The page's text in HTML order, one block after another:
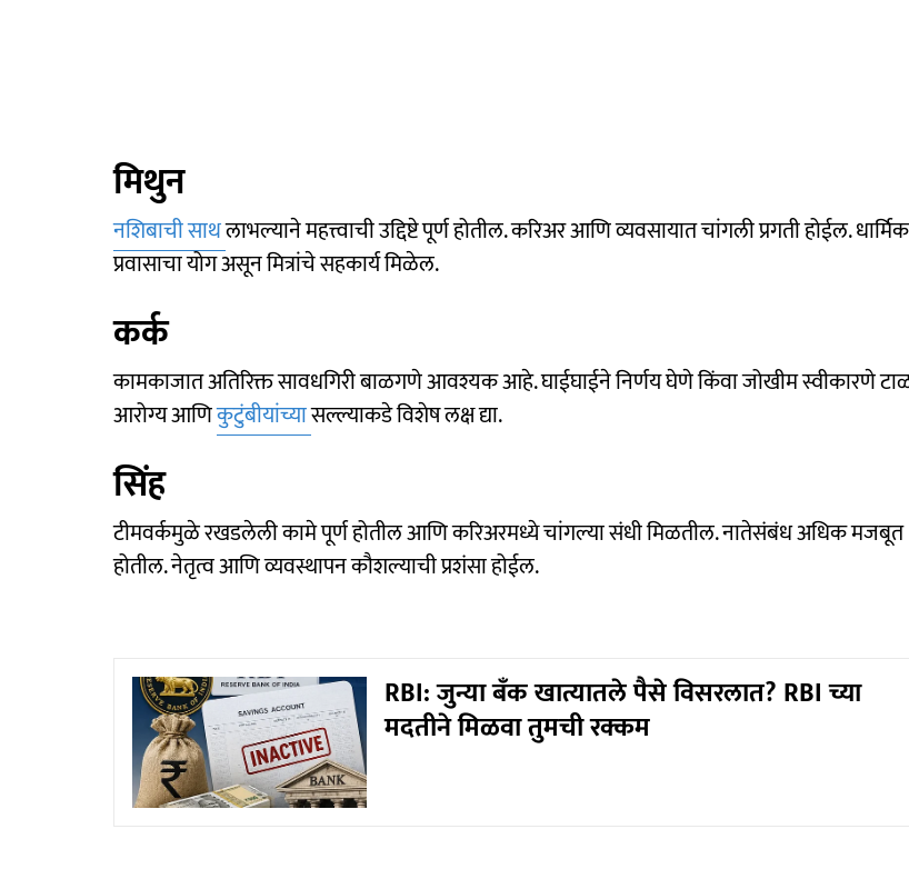
मिथुन
नशिबाची साथलाभल्याने महत्त्वाची उद्दिष्टे पूर्ण होतील. करिअर आणि व्यवसायात चांगली प्रगती होईल. धार्मिक
प्रवासाचा योग असून मित्रांचे सहकार्य मिळेल.
कर्क
कामकाजात अतिरिक्त सावधगिरी बाळगणे आवश्यक आहे. घाईघाईने निर्णय घेणे किंवा जोखीम स्वीकारणे
आरोग्य आणिकुटुंबीयांच्यासल्ल्याकडे विशेष लक्ष द्या.
सिंह
टीमवर्कमुळे रखडलेली कामे पूर्ण होतील आणि करिअरमध्ये चांगल्या संधी मिळतील. नातेसंबंध अधिक मजबूत
होतील. नेतृत्व आणि व्यवस्थापन कौशल्याची प्रशंसा होईल.
RBI: जुन्या बँक खात्यातले पैसे विसरलात? RBI च्या
मदतीने मिळवा तुमची रक्कम